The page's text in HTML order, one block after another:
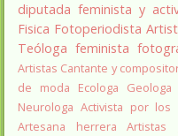
diputada feminista y
Fisica Fotoperiodista
Teóloga feminista
Artistas Cantante y
de moda
Ecologa Geologa
Neurologa Activista por
Artesana herrera
Artistas